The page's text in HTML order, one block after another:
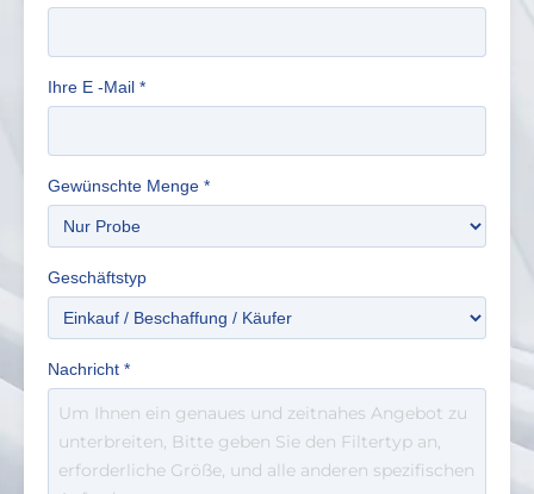
Ihre E -Mail *
Gewünschte Menge *
Geschäftstyp
Nachricht *